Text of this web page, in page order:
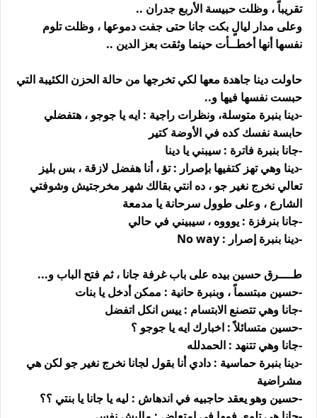
تقريباً ، وظلت حبيسة الأربع جدران ..
وعلى مدار ليالٍ بكت جانا حتى جفت دموعها ، وظلت تلوم
نفسها أنها أخطــأت حينما وثقت بعز الدين ..
حاولت دينا جاهدة معها لكي تخرجها من حالة الحزن الكئيبة التي
حبست نفسها فيها و..
-دينا بنبرة متوسلة، ونظرات راجية : ايه يا جوجو ، هتفضلي
حابسة نفسك كده في الأوضة كتير
-جانا بنبرة فاترة : سيبني يا دينا
-دينا وهي تهز كتفيها بإصرار : تؤ ، أنا هفضل لازقة ، بس بليز
تعالي نخرج نغير جو ، ده انتي بقالك شهر مخرجتيش وشوفتي
الشارع ، وعلى طوول سرحانة يا مدمعة
-جانا بنرفزة : يوووه ، سيبيني في حالي
-دينا بنبرة إصرار : No way
طــــرق حسين بيده على باب غرفة جانا ، ثم فتح الباب و...
-حسين مبتسماً ، وبنبرة حانية : ممكن أدخل يا بنات
-جانا وهي تتصنع الابتسام : ييس انكل اتفضل
-حسين متسائلاً : اخبارك ايه يا جوجو ؟
-جانا وهي تتنهد : الحمدلله
-دينا بنبرة حماسية : دادي أنا بقول لجانا نخرج نغير جو لكن هي
مشراضية
-حسين وهو يعقد حاجبيه في اندهاش : ليه يا جانا يا بنتي ؟؟